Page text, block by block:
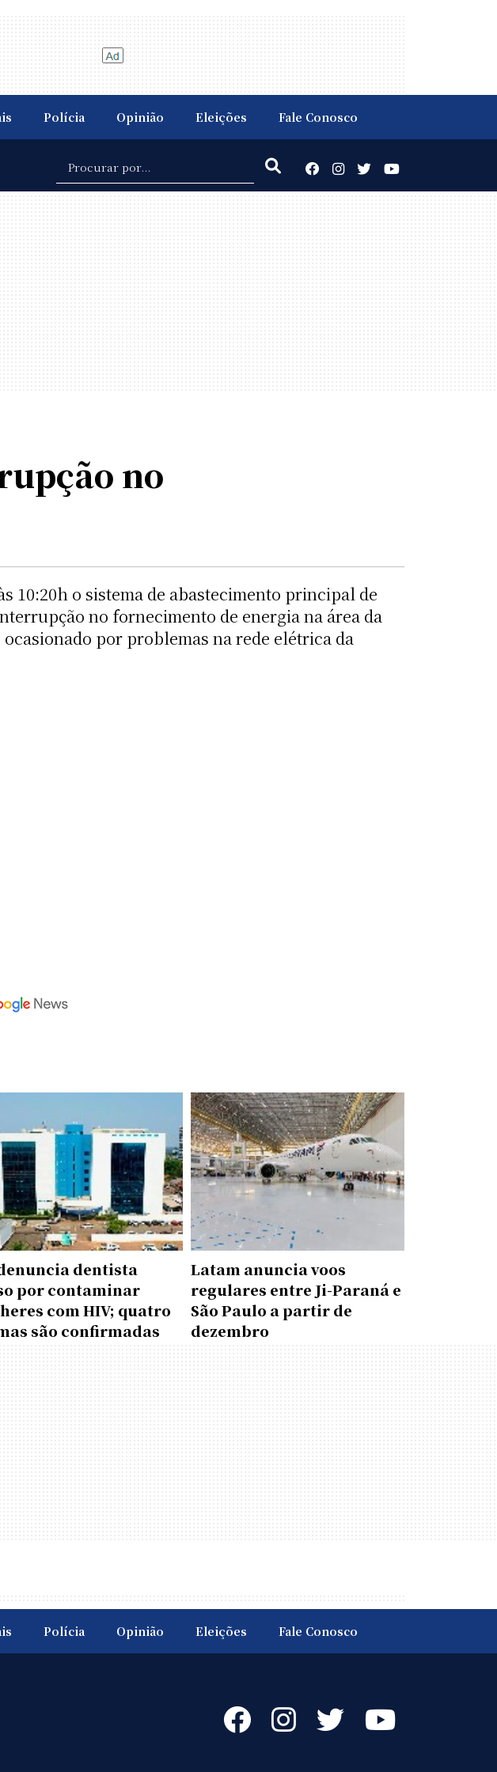
Polícia Opinião Eleições Fale Conosco
no
10:20h o sistema de abastecimento principal de
no fornecimento de energia na área da
por problemas na rede elétrica da
dentista
por contaminar
com HIV; quatro
são confirmadas
Latam anuncia voos
regulares entre Ji-Paraná e
São Paulo a partir de
dezembro
Polícia Opinião Eleições Fale Conosco